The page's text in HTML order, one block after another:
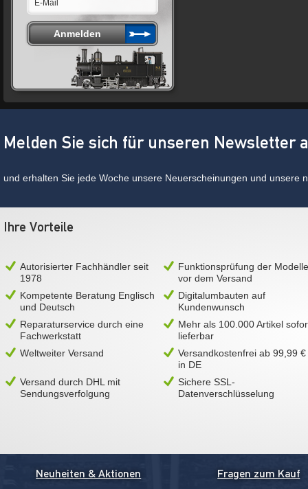
Melden Sie sich für unseren Newsletter
und erhalten Sie jede Woche unsere Neuerscheinungen und unsere
Ihre Vorteile
Autorisierter Fachhändler seit
1978
Funktionsprüfung der Modelle
vor dem Versand
Kompetente Beratung Englisch
und Deutsch
Digitalumbauten auf
Kundenwunsch
Reparaturservice durch eine
Fachwerkstatt
Mehr als 100.000 Artikel
lieferbar
Weltweiter Versand
Versandkostenfrei ab 99,99 €
in DE
Versand durch DHL mit
Sendungsverfolgung
Sichere SSL-
Datenverschlüsselung
Neuheiten & Aktionen Fragen zum Kauf